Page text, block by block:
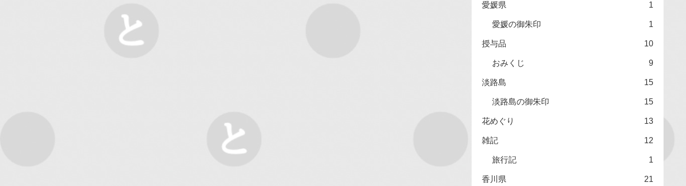
愛媛県 1
愛媛の御朱印 1
授与品 10
おみくじ 9
淡路島 15
淡路島の御朱印 15
花めぐり 13
雑記 12
旅行記 1
香川県 21